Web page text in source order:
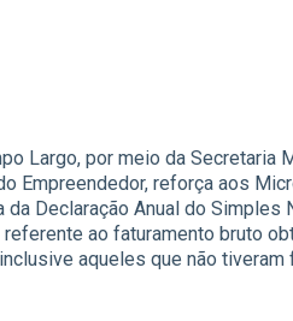
Largo, por meio da Secretaria
Empreendedor, reforça aos
da Declaração Anual do
ao faturamento bruto
aqueles que não